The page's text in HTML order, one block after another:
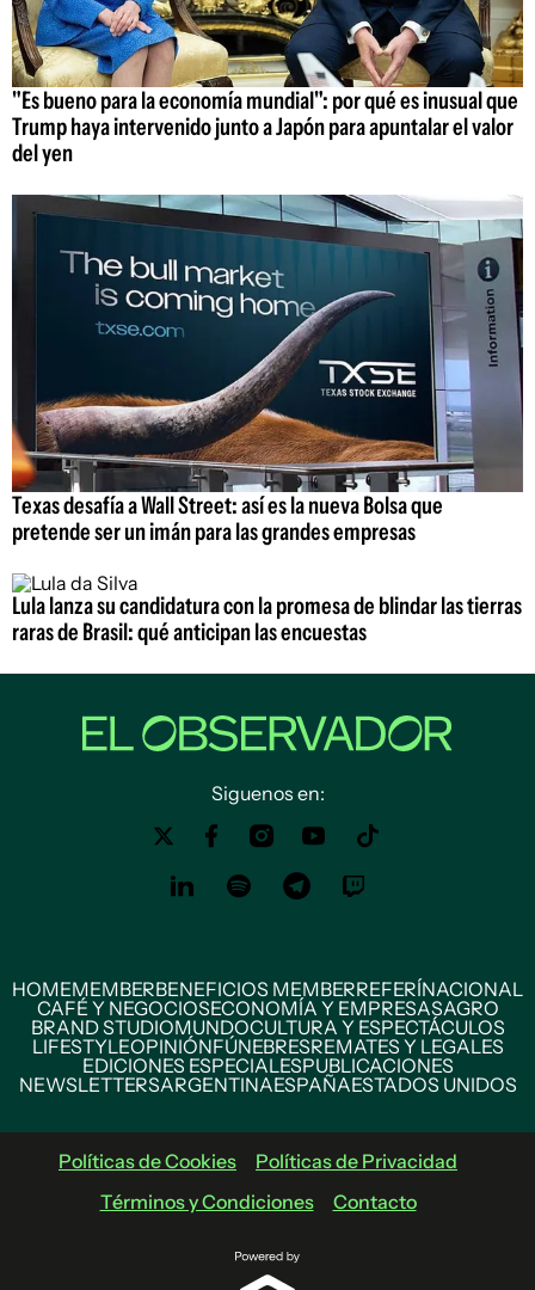
"Es bueno para la economía mundial": por qué es inusual que
Trump haya intervenido junto a Japón para apuntalar el valor
del yen
Texas desafía a Wall Street: así es la nueva Bolsa que
pretende ser un imán para las grandes empresas
Lula lanza su candidatura con la promesa de blindar las tierras
raras de Brasil: qué anticipan las encuestas
Siguenos en:
HOMEMEMBERBENEFICIOS MEMBERREFERÍNACIONAL
CAFÉ Y NEGOCIOSECONOMÍA Y EMPRESASAGRO
BRAND STUDIOMUNDOCULTURA Y ESPECTÁCULOS
LIFESTYLEOPINIÓNFÚNEBRESREMATES Y LEGALES
EDICIONES ESPECIALESPUBLICACIONES
NEWSLETTERSARGENTINAESPAÑAESTADOS UNIDOS
Políticas de Cookies
Políticas de Privacidad
Términos y Condiciones
Contacto